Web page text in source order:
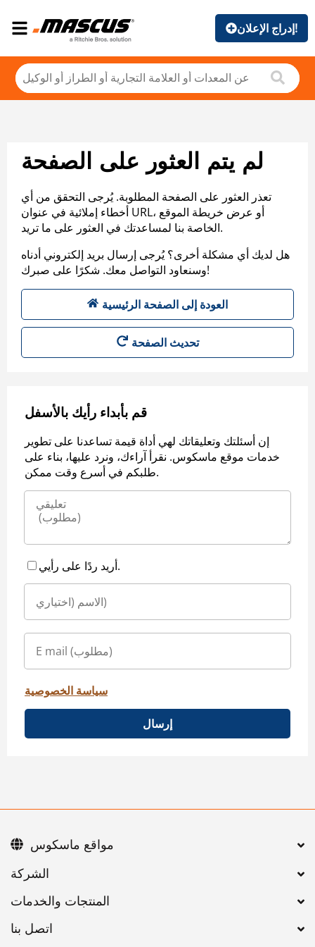
إدراج الإعلان!
لم يتم العثور على الصفحة
تعذر العثور على الصفحة المطلوبة. يُرجى التحقق من أي
أخطاء إملائية في عنوان URL، أو عرض خريطة الموقع
الخاصة بنا لمساعدتك في العثور على ما تريد.
هل لديك أي مشكلة أخرى؟ يُرجى إرسال بريد إلكتروني أدناه
وسنعاود التواصل معك. شكرًا على صبرك!
العودة إلى الصفحة الرئيسية
تحديث الصفحة
قم بأبداء رأيك بالأسفل
إن أسئلتك وتعليقاتك لهي أداة قيمة تساعدنا على تطوير
خدمات موقع ماسكوس. نقرأ آراءك، ونرد عليها، بناء على
طلبكم في أسرع وقت ممكن.
أريد ردًا على رأيي.
سياسة الخصوصية
إرسال
اتصل بنا
مواقع ماسكوس